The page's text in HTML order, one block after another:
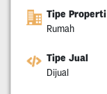
Tipe Properti
Rumah
Tipe Jual
Dijual